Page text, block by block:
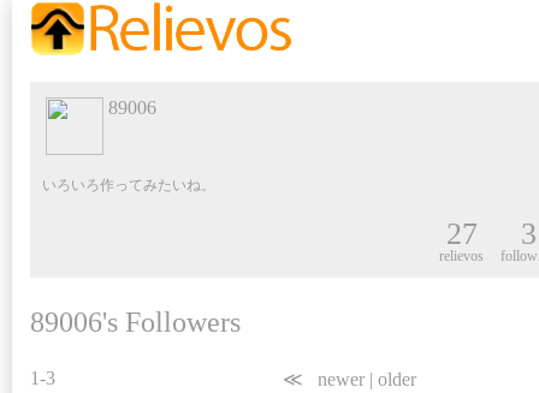
89006
いろいろ作ってみたいね。
3
27
relievos
89006's Followers
1-3 ≪ newer | older